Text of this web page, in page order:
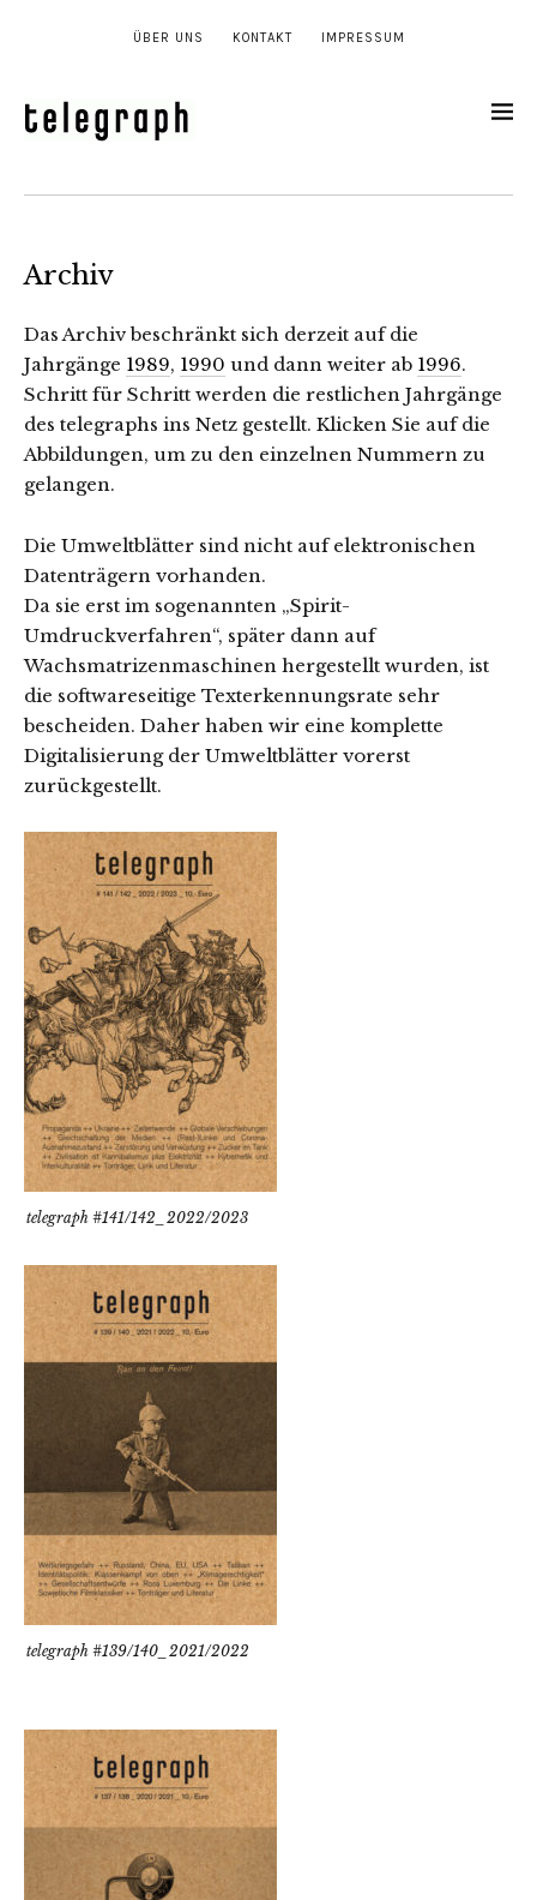
ÜBER UNS KONTAKT IMPRESSUM
Archiv
Das Archiv beschränkt sich derzeit auf die
Jahrgänge 1989, 1990 und dann weiter ab 1996.
Schritt für Schritt werden die restlichen Jahrgänge
des telegraphs ins Netz gestellt. Klicken Sie auf die
Abbildungen, um zu den einzelnen Nummern zu
gelangen.
Die Umweltblätter sind nicht auf elektronischen
Datenträgern vorhanden.
Da sie erst im sogenannten „Spirit-
Umdruckverfahren“, später dann auf
Wachsmatrizenmaschinen hergestellt wurden, ist
die softwareseitige Texterkennungsrate sehr
bescheiden. Daher haben wir eine komplette
Digitalisierung der Umweltblätter vorerst
zurückgestellt.
telegraph #141/142_2022/2023
telegraph #139/140_2021/2022